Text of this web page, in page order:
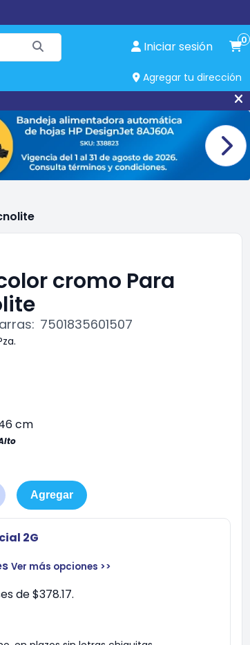
Iniciar sesión 0
Agregar tu dirección
cromo Para
7501835601507
cm
Agregar
2G
Ver más opciones >>
de $378.17.